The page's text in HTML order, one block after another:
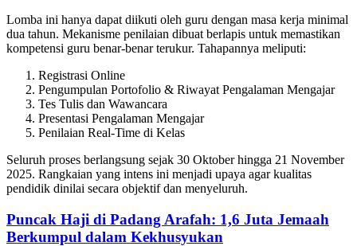
Lomba ini hanya dapat diikuti oleh guru dengan masa kerja minimal
dua tahun. Mekanisme penilaian dibuat berlapis untuk memastikan
kompetensi guru benar-benar terukur. Tahapannya meliputi:
Registrasi Online
Pengumpulan Portofolio & Riwayat Pengalaman Mengajar
Tes Tulis dan Wawancara
Presentasi Pengalaman Mengajar
Penilaian Real-Time di Kelas
Seluruh proses berlangsung sejak 30 Oktober hingga 21 November
2025. Rangkaian yang intens ini menjadi upaya agar kualitas
pendidik dinilai secara objektif dan menyeluruh.
Puncak Haji di Padang Arafah: 1,6 Juta Jemaah
Berkumpul dalam Kekhusyukan